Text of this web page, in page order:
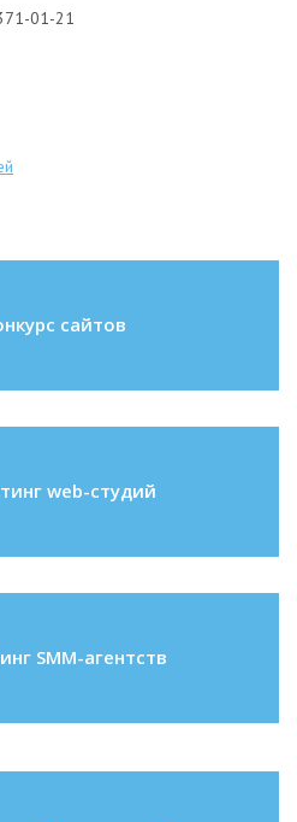
01-21
сайтов
web-студий
SMM-агентств